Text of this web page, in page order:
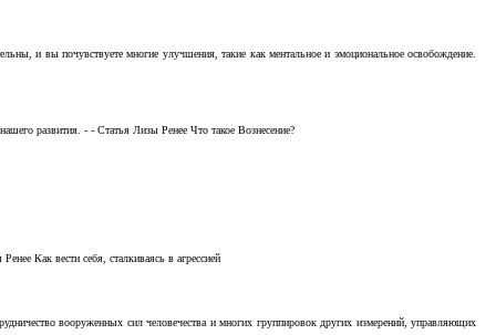
и вы почувствуете многие улучшения, такие как ментальное и эмоциональное освобождение.
развития. - - Статья Лизы Ренее Что такое Вознесение?
Как вести себя, сталкиваясь в агрессией
вооруженных сил человечества и многих группировок других измерений, управляющих